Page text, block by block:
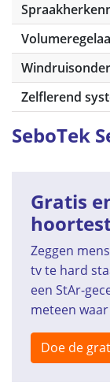
Zelflerend
SeboTek
Gratis
Zeggen
tv te hard
een StAr-
meteen
Doe de